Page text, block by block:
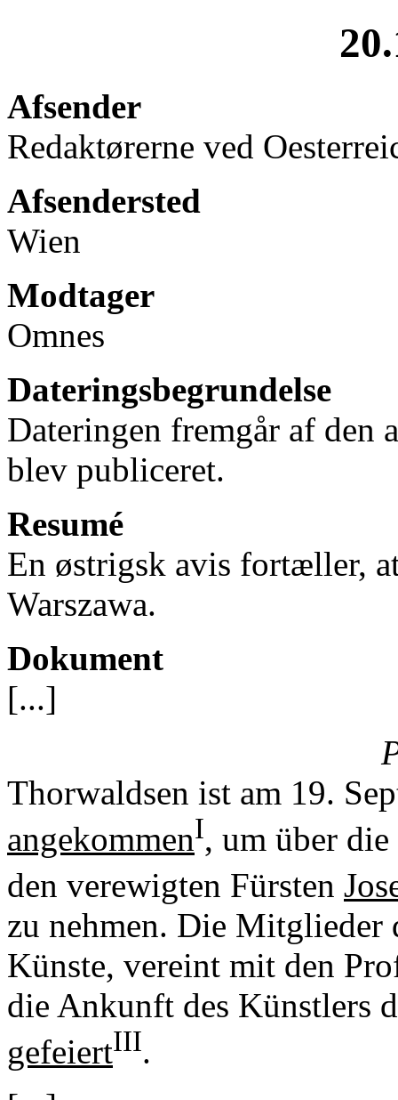
Afsender
Redaktørerne ved
Afsendersted
Wien
Modtager
Omnes
Dateringsbegrundelse
Dateringen fremgår af den
blev publiceret.
Resumé
En østrigsk avis fortæller,
Warszawa.
Dokument
[...]
Thorwaldsen ist am 19.
angekommenI, um über
den verewigten Fürsten
zu nehmen. Die Mitglieder
Künste, vereint mit den
die Ankunft des Künstlers
gefeiertIII.